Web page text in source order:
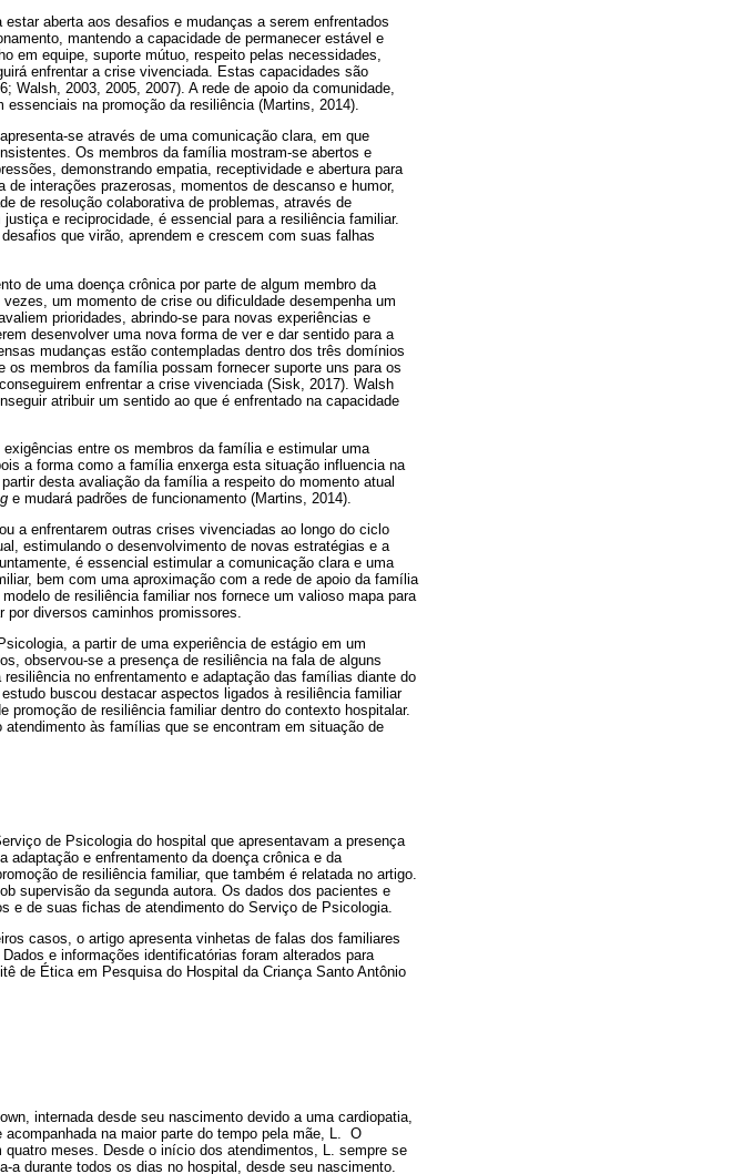
aberta aos desafios e mudanças a serem enfrentados
mantendo a capacidade de permanecer estável e
em equipe, suporte mútuo, respeito pelas necessidades,
enfrentar a crise vivenciada. Estas capacidades são
Walsh, 2003, 2005, 2007). A rede de apoio da comunidade,
na promoção da resiliência (Martins, 2014).
se através de uma comunicação clara, em que
Os membros da família mostram-se abertos e
demonstrando empatia, receptividade e abertura para
interações prazerosas, momentos de descanso e humor,
de resolução colaborativa de problemas, através de
e reciprocidade, é essencial para a resiliência familiar.
que virão, aprendem e crescem com suas falhas
de uma doença crônica por parte de algum membro da
um momento de crise ou dificuldade desempenha um
prioridades, abrindo-se para novas experiências e
desenvolver uma nova forma de ver e dar sentido para a
mudanças estão contempladas dentro dos três domínios
membros da família possam fornecer suporte uns para os
enfrentar a crise vivenciada (Sisk, 2017). Walsh
atribuir um sentido ao que é enfrentado na capacidade
entre os membros da família e estimular uma
a forma como a família enxerga esta situação influencia na
desta avaliação da família a respeito do momento atual
e mudará padrões de funcionamento (Martins, 2014).
a enfrentarem outras crises vivenciadas ao longo do ciclo
estimulando o desenvolvimento de novas estratégias e a
é essencial estimular a comunicação clara e uma
bem com uma aproximação com a rede de apoio da família
de resiliência familiar nos fornece um valioso mapa para
diversos caminhos promissores.
a partir de uma experiência de estágio em um
observou-se a presença de resiliência na fala de alguns
no enfrentamento e adaptação das famílias diante do
buscou destacar aspectos ligados à resiliência familiar
de resiliência familiar dentro do contexto hospitalar.
às famílias que se encontram em situação de
de Psicologia do hospital que apresentavam a presença
e enfrentamento da doença crônica e da
de resiliência familiar, que também é relatada no artigo.
supervisão da segunda autora. Os dados dos pacientes e
e de suas fichas de atendimento do Serviço de Psicologia.
casos, o artigo apresenta vinhetas de falas dos familiares
e informações identificatórias foram alterados para
de Ética em Pesquisa do Hospital da Criança Santo Antônio
internada desde seu nascimento devido a uma cardiopatia,
na maior parte do tempo pela mãe, L. O
meses. Desde o início dos atendimentos, L. sempre se
a durante todos os dias no hospital, desde seu nascimento.